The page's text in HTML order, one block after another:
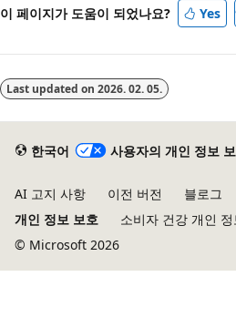
이 페이지가 도움이 되었나요? Yes
Last updated on 2026. 02. 05.
한국어 사용자의 개인 정보
AI 고지 사항 이전 버전 블로그
개인 정보 보호
소비자 건강 개인 정
© Microsoft 2026